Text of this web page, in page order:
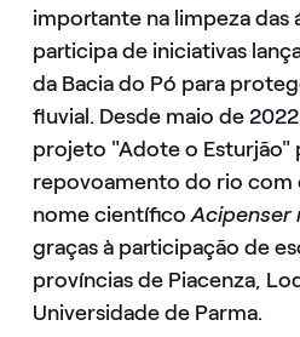
importante na limpeza das
participa de iniciativas
da Bacia do Pó para
fluvial. Desde maio de
projeto "Adote o Esturjão"
repovoamento do rio com
nome científicoAcipenser
graças à participação de
províncias de Piacenza,
Universidade de Parma.